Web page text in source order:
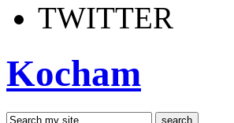
TWITTER
Kocham